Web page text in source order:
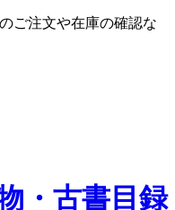
ご注文や在庫の確認な